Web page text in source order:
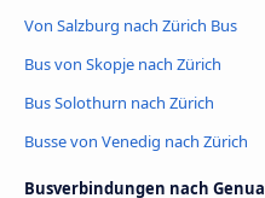
Von Salzburg nach Zürich Bus
Bus von Skopje nach Zürich
Bus Solothurn nach Zürich
Busse von Venedig nach Zürich
Busverbindungen nach Genua